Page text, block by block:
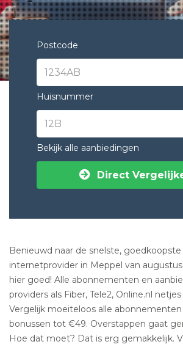
Postcode
Huisnummer
Bekijk alle aanbiedingen
Direct
Benieuwd naar de snelste,
internetprovider in Meppel van
hier goed! Alle abonnementen en
providers als Fiber, Tele2, Online.nl
Vergelijk moeiteloos alle
bonussen tot €49. Overstappen gaat
Hoe dat moet? Dat is erg gemakkelijk.